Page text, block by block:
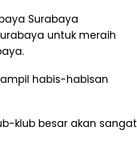
Surabaya
untuk meraih
habis-habisan
klub besar akan sangat